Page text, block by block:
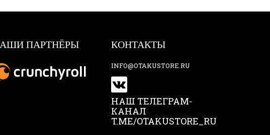
ПАРТНЁРЫ КОНТАКТЫ
INFO@OTAKUSTORE.RU
НАШ ТЕЛЕГРАМ-
КАНАЛ
T.ME/OTAKUSTORE_RU